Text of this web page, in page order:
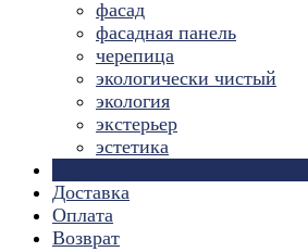
фасад
фасадная панель
черепица
экологически чистый
экология
экстерьер
эстетика
Доставка
Оплата
Возврат